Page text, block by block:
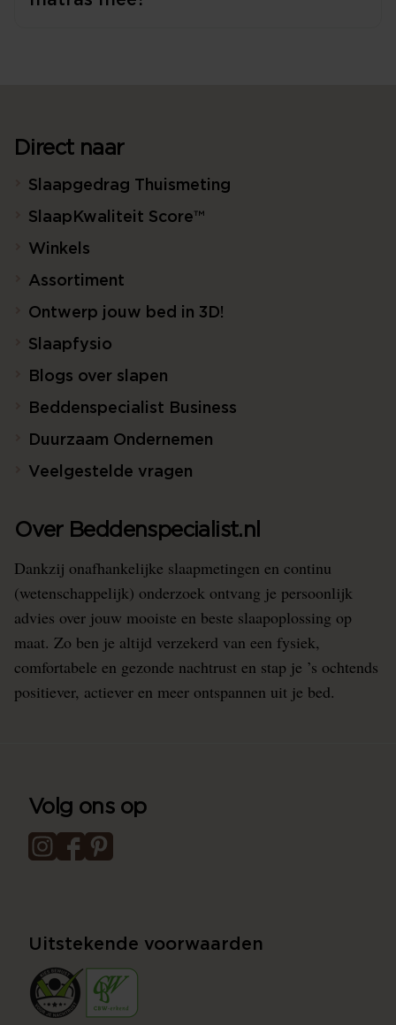
Direct naar
Slaapgedrag Thuismeting
SlaapKwaliteit Score™
Winkels
Assortiment
Ontwerp jouw bed in 3D!
Slaapfysio
Blogs over slapen
Beddenspecialist Business
Duurzaam Ondernemen
Veelgestelde vragen
Over Beddenspecialist.nl
Dankzij onafhankelijke slaapmetingen en continu
(wetenschappelijk) onderzoek ontvang je persoonlijk
advies over jouw mooiste en beste slaapoplossing op
maat. Zo ben je altijd verzekerd van een fysiek,
comfortabele en gezonde nachtrust en stap je ’s ochtends
positiever, actiever en meer ontspannen uit je bed.
Volg ons op
Uitstekende voorwaarden